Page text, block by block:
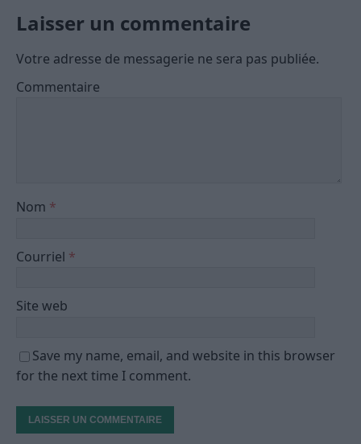
Laisser un commentaire
Votre adresse de messagerie ne sera pas publiée.
Commentaire
Nom *
Courriel *
Site web
Save my name, email, and website in this browser
for the next time I comment.